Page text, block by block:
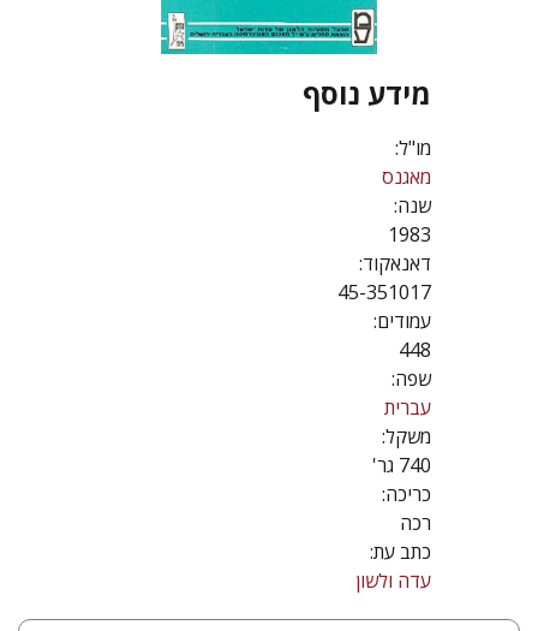
מידע נוסף
מו"ל:
מאגנס
שנה:
1983
דאנאקוד:
45-351017
עמודים:
448
שפה:
עברית
משקל:
740 גר'
כריכה:
רכה
כתב עת:
עדה ולשון